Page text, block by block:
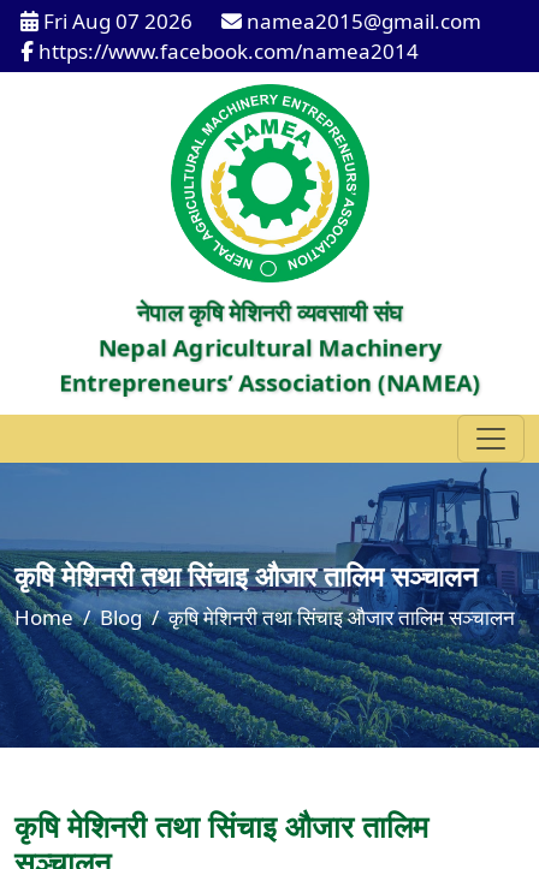
Fri Aug 07 2026
namea2015@gmail.com
https://www.facebook.com/namea2014
नेपाल कृषि मेशिनरी व्यवसायी संघ
Nepal Agricultural Machinery
Entrepreneurs’ Association (NAMEA)
कृषि मेशिनरी तथा सिंचाइ औजार तालिम सञ्चालन
Home Blog कृषि मेशिनरी तथा सिंचाइ औजार तालिम सञ्चालन
कृषि मेशिनरी तथा सिंचाइ औजार तालिम